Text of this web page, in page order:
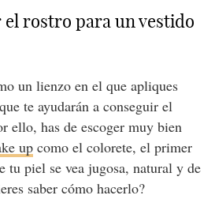
rostro para un vestido
un lienzo en el que apliques
te ayudarán a conseguir el
ello, has de escoger muy bien
upcomo el colorete, el primer
tu piel se vea jugosa, natural y de
saber cómo hacerlo?